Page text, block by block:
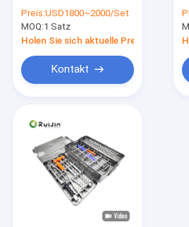
Innere Fixierung
Orthopädisches
Implantat
Preis:USD1800~2000/Set
MOQ:1 Satz
Holen Sie sich aktuelle Preis
Kontakt